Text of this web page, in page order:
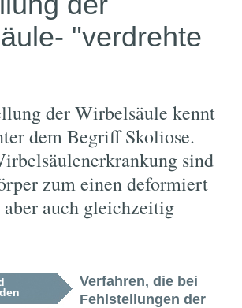
"verdrehte
der Wirbelsäule kennt
dem Begriff Skoliose.
sind
zum einen deformiert
auch gleichzeitig
Verfahren, die bei
Fehlstellungen der